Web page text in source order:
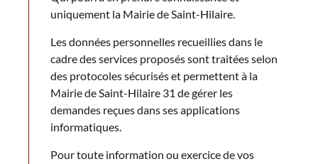
uniquement la Mairie de Saint-Hilaire.
Les données personnelles recueillies dans le
cadre des services proposés sont traitées selon
des protocoles sécurisés et permettent à la
Mairie de Saint-Hilaire 31 de gérer les
demandes reçues dans ses applications
informatiques.
Pour toute information ou exercice de vos